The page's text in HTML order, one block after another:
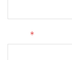
*